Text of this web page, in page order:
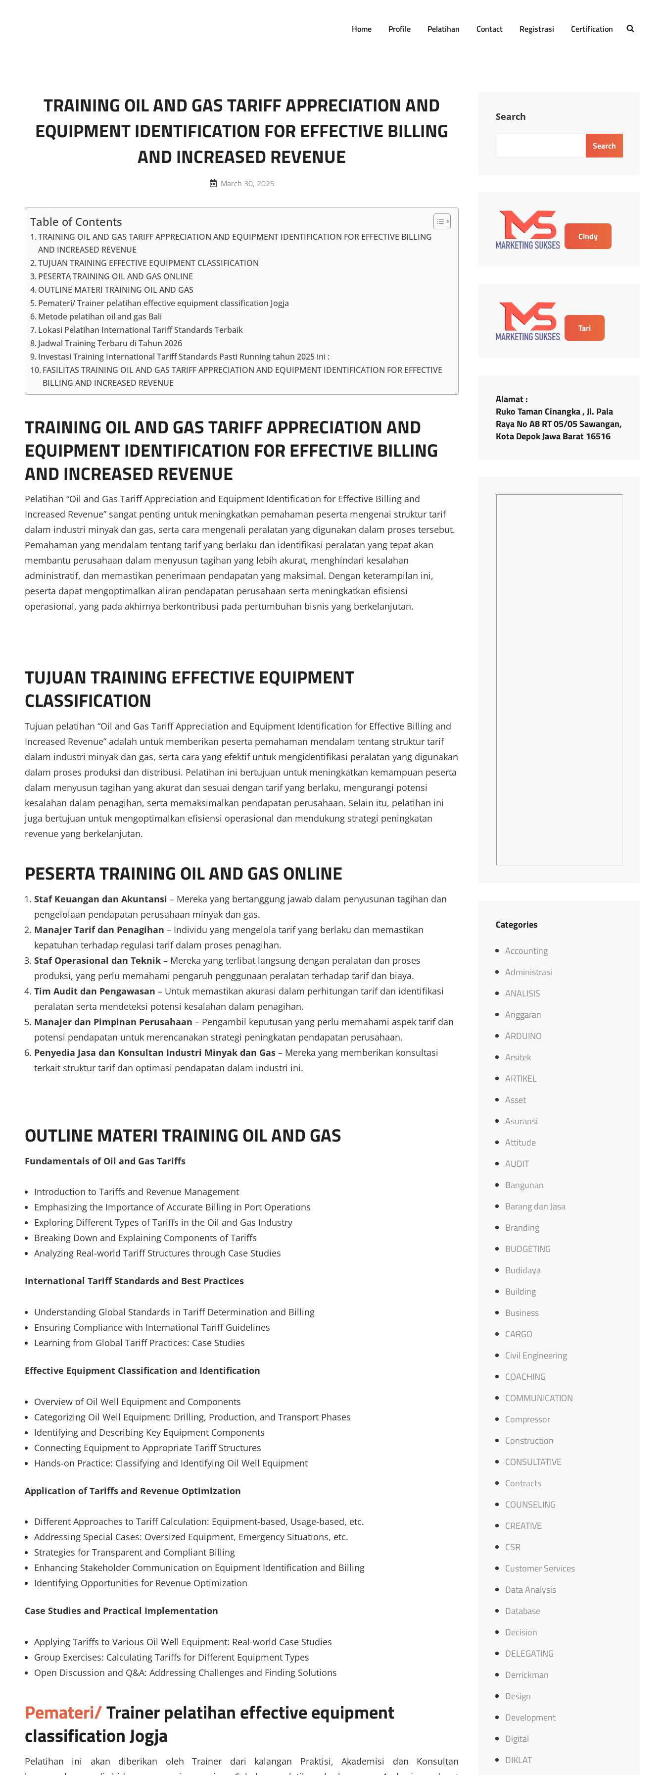
Home Profile Pelatihan Contact Registrasi Certification
TRAINING OIL AND GAS TARIFF APPRECIATION AND
EQUIPMENT IDENTIFICATION FOR EFFECTIVE BILLING
AND INCREASED REVENUE
Posted
March 30, 2025
Table of Contents
TRAINING OIL AND GAS TARIFF APPRECIATION AND EQUIPMENT IDENTIFICATION FOR EFFECTIVE BILLING
AND INCREASED REVENUE
TUJUAN TRAINING EFFECTIVE EQUIPMENT CLASSIFICATION
PESERTA TRAINING OIL AND GAS ONLINE
OUTLINE MATERI TRAINING OIL AND GAS
Pemateri/ Trainer pelatihan effective equipment classification Jogja
Metode pelatihan oil and gas Bali
Lokasi Pelatihan International Tariff Standards Terbaik
Jadwal Training Terbaru di Tahun 2026
Investasi Training International Tariff Standards Pasti Running tahun 2025 ini :
FASILITAS TRAINING OIL AND GAS TARIFF APPRECIATION AND EQUIPMENT IDENTIFICATION FOR EFFECTIVE
BILLING AND INCREASED REVENUE
TRAINING OIL AND GAS TARIFF APPRECIATION AND
EQUIPMENT IDENTIFICATION FOR EFFECTIVE BILLING
AND INCREASED REVENUE
Pelatihan “Oil and Gas Tariff Appreciation and Equipment Identification for Effective Billing and
Increased Revenue” sangat penting untuk meningkatkan pemahaman peserta mengenai struktur tarif
dalam industri minyak dan gas, serta cara mengenali peralatan yang digunakan dalam proses tersebut.
Pemahaman yang mendalam tentang tarif yang berlaku dan identifikasi peralatan yang tepat akan
membantu perusahaan dalam menyusun tagihan yang lebih akurat, menghindari kesalahan
administratif, dan memastikan penerimaan pendapatan yang maksimal. Dengan keterampilan ini,
peserta dapat mengoptimalkan aliran pendapatan perusahaan serta meningkatkan efisiensi
operasional, yang pada akhirnya berkontribusi pada pertumbuhan bisnis yang berkelanjutan.
TUJUAN TRAINING EFFECTIVE EQUIPMENT
CLASSIFICATION
Tujuan pelatihan “Oil and Gas Tariff Appreciation and Equipment Identification for Effective Billing and
Increased Revenue” adalah untuk memberikan peserta pemahaman mendalam tentang struktur tarif
dalam industri minyak dan gas, serta cara yang efektif untuk mengidentifikasi peralatan yang digunakan
dalam proses produksi dan distribusi. Pelatihan ini bertujuan untuk meningkatkan kemampuan peserta
dalam menyusun tagihan yang akurat dan sesuai dengan tarif yang berlaku, mengurangi potensi
kesalahan dalam penagihan, serta memaksimalkan pendapatan perusahaan. Selain itu, pelatihan ini
juga bertujuan untuk mengoptimalkan efisiensi operasional dan mendukung strategi peningkatan
revenue yang berkelanjutan.
PESERTA TRAINING OIL AND GAS ONLINE
Staf Keuangan dan Akuntansi – Mereka yang bertanggung jawab dalam penyusunan tagihan dan
pengelolaan pendapatan perusahaan minyak dan gas.
Manajer Tarif dan Penagihan – Individu yang mengelola tarif yang berlaku dan memastikan
kepatuhan terhadap regulasi tarif dalam proses penagihan.
Staf Operasional dan Teknik– Mereka yang terlibat langsung dengan peralatan dan proses
produksi, yang perlu memahami pengaruh penggunaan peralatan terhadap tarif dan biaya.
Tim Audit dan Pengawasan – Untuk memastikan akurasi dalam perhitungan tarif dan identifikasi
peralatan serta mendeteksi potensi kesalahan dalam penagihan.
Manajer dan Pimpinan Perusahaan – Pengambil keputusan yang perlu memahami aspek tarif dan
potensi pendapatan untuk merencanakan strategi peningkatan pendapatan perusahaan.
Penyedia Jasa dan Konsultan Industri Minyak dan Gas– Mereka yang memberikan konsultasi
terkait struktur tarif dan optimasi pendapatan dalam industri ini.
OUTLINE MATERI TRAINING OIL AND GAS
Fundamentals of Oil and Gas Tariffs
Introduction to Tariffs and Revenue Management
Emphasizing the Importance of Accurate Billing in Port Operations
Exploring Different Types of Tariffs in the Oil and Gas Industry
Breaking Down and Explaining Components of Tariffs
Analyzing Real-world Tariff Structures through Case Studies
International Tariff Standards and Best Practices
Understanding Global Standards in Tariff Determination and Billing
Ensuring Compliance with International Tariff Guidelines
Learning from Global Tariff Practices: Case Studies
Effective Equipment Classification and Identification
Overview of Oil Well Equipment and Components
Categorizing Oil Well Equipment: Drilling, Production, and Transport Phases
Identifying and Describing Key Equipment Components
Connecting Equipment to Appropriate Tariff Structures
Hands-on Practice: Classifying and Identifying Oil Well Equipment
Application of Tariffs and Revenue Optimization
Different Approaches to Tariff Calculation: Equipment-based, Usage-based, etc.
Addressing Special Cases: Oversized Equipment, Emergency Situations, etc.
Strategies for Transparent and Compliant Billing
Enhancing Stakeholder Communication on Equipment Identification and Billing
Identifying Opportunities for Revenue Optimization
Case Studies and Practical Implementation
Applying Tariffs to Various Oil Well Equipment: Real-world Case Studies
Group Exercises: Calculating Tariffs for Different Equipment Types
Open Discussion and Q&A: Addressing Challenges and Finding Solutions
Pemateri/Trainerpelatihan effective equipment
classification Jogja
Pelatihan ini akan diberikan oleh Trainer dari kalangan Praktisi, Akademisi dan Konsultan
Search
Search
Cindy
Tari
Alamat :
Ruko Taman Cinangka , Jl. Pala
Raya No A8 RT 05/05 Sawangan,
Kota Depok Jawa Barat 16516
Categories
Accounting
Administrasi
ANALISIS
Anggaran
ARDUINO
Arsitek
ARTIKEL
Asset
Asuransi
Attitude
AUDIT
Bangunan
Barang dan Jasa
Branding
BUDGETING
Budidaya
Building
Business
CARGO
Civil Engineering
COACHING
COMMUNICATION
Compressor
Construction
CONSULTATIVE
Contracts
COUNSELING
CREATIVE
CSR
Customer Services
Data Analysis
Database
Decision
DELEGATING
Derrickman
Design
Development
Digital
DIKLAT